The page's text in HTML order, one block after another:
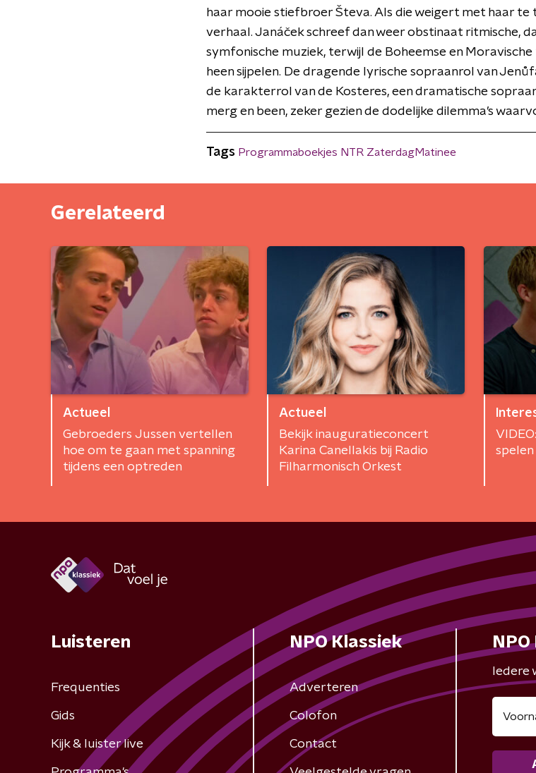
haar mooie stiefbroer Števa. Als die weigert met haar
verhaal. Janáček schreef dan weer obstinaat ritmische,
symfonische muziek, terwijl de Boheemse en
heen sijpelen. De dragende lyrische sopraanrol van
de karakterrol van de Kosteres, een dramatische
merg en been, zeker gezien de dodelijke dilemma’s
Tags Programmaboekjes NTR ZaterdagMatinee
Gerelateerd
Actueel
Gebroeders Jussen vertellen
hoe om te gaan met spanning
tijdens een optreden
Actueel
Bekijk inauguratieconcert
Karina Canellakis bij Radio
Filharmonisch Orkest
Luisteren
Frequenties
Gids
Kijk & luister live
NPO Klassiek
Adverteren
Colofon
Contact
Iedere